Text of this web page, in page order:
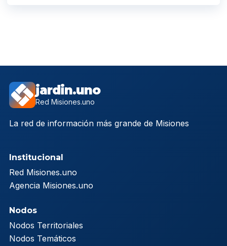
jardin.uno
Red Misiones.uno
La red de información más grande de Misiones
Institucional
Red Misiones.uno
Agencia Misiones.uno
Nodos
Nodos Territoriales
Nodos Temáticos